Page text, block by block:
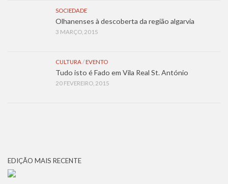
SOCIEDADE
Olhanenses à descoberta da região algarvia
3 MARÇO, 2015
CULTURA/ EVENTO
Tudo isto é Fado em Vila Real St. António
20 FEVEREIRO, 2015
EDIÇÃO MAIS RECENTE